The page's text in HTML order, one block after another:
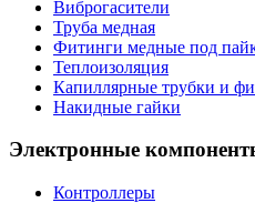
Виброгасители
Труба медная
Фитинги медные под
Теплоизоляция
Капиллярные трубки и
Накидные гайки
Электронные
Контроллеры